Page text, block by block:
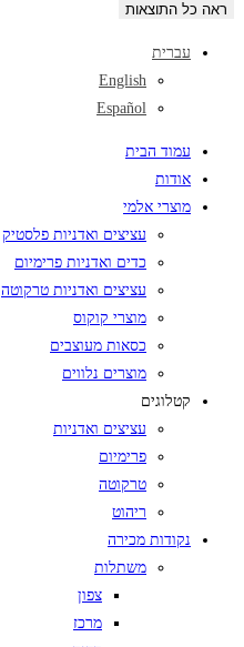
ראה כל התוצאות
עברית
English
Español
עמוד הבית
אודות
מוצרי אלמי
עציצים ואדניות פלסטיק
כדים ואדניות פרימיום
עציצים ואדניות טרקוטה
מוצרי קוקוס
כסאות מעוצבים
מוצרים נלווים
קטלוגים
עציצים ואדניות
פרימיום
טרקוטה
ריהוט
נקודות מכירה
משתלות
צפון
מרכז